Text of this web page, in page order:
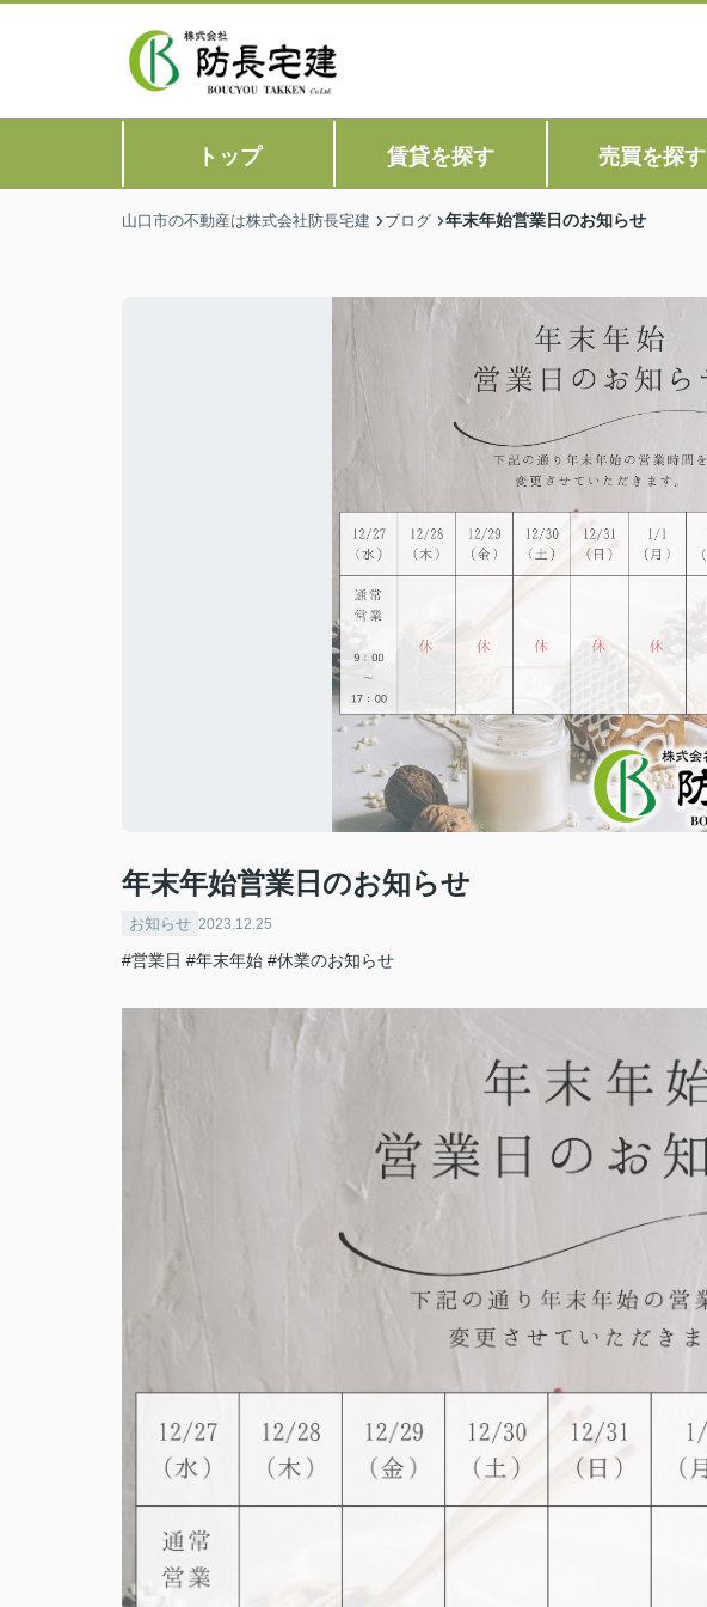
トップ 賃貸を探す 売買を探す
山口市の不動産は株式会社防長宅建 ブログ 年末年始営業日のお知らせ
年末年始営業日のお知らせ
お知らせ 2023.12.25
#営業日 #年末年始 #休業のお知らせ